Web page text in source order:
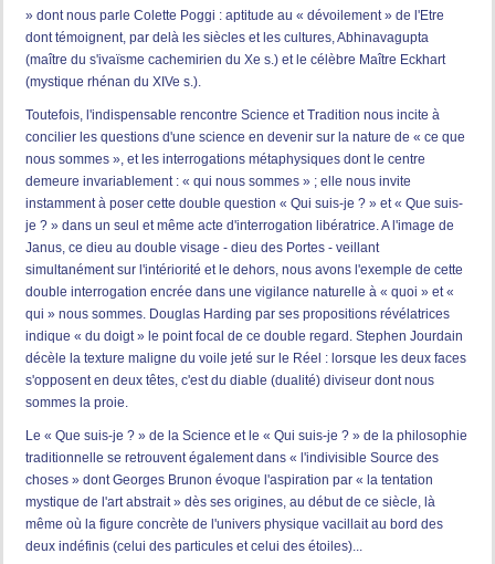
» dont nous parle Colette Poggi : aptitude au « dévoilement » de l'Etre
dont témoignent, par delà les siècles et les cultures, Abhinavagupta
(maître du s'ivaïsme cachemirien du Xe s.) et le célèbre Maître Eckhart
(mystique rhénan du XIVe s.).
Toutefois, l'indispensable rencontre Science et Tradition nous incite à
concilier les questions d'une science en devenir sur la nature de « ce que
nous sommes », et les interrogations métaphysiques dont le centre
demeure invariablement : « qui nous sommes » ; elle nous invite
instamment à poser cette double question « Qui suis-je ? » et « Que suis-
je ? » dans un seul et même acte d'interrogation libératrice. A l'image de
Janus, ce dieu au double visage - dieu des Portes - veillant
simultanément sur l'intériorité et le dehors, nous avons l'exemple de cette
double interrogation encrée dans une vigilance naturelle à « quoi » et «
qui » nous sommes. Douglas Harding par ses propositions révélatrices
indique « du doigt » le point focal de ce double regard. Stephen Jourdain
décèle la texture maligne du voile jeté sur le Réel : lorsque les deux faces
s'opposent en deux têtes, c'est du diable (dualité) diviseur dont nous
sommes la proie.
Le « Que suis-je ? » de la Science et le « Qui suis-je ? » de la philosophie
traditionnelle se retrouvent également dans « l'indivisible Source des
choses » dont Georges Brunon évoque l'aspiration par « la tentation
mystique de l'art abstrait » dès ses origines, au début de ce siècle, là
même où la figure concrète de l'univers physique vacillait au bord des
deux indéfinis (celui des particules et celui des étoiles)...